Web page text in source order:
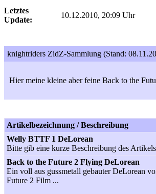
Letztes
Update:
10.12.2010, 20:09 Uhr
knightriders ZidZ-Sammlung (Stand:
Hier meine kleine aber feine Back to the
Artikelbezeichnung / Beschreibung
Welly BTTF 1 DeLorean
Bitte gib eine kurze Beschreibung des
Back to the Future 2 Flying DeLorean
Ein voll aus gussmetall gebauter DeLorean
Future 2 Film ...